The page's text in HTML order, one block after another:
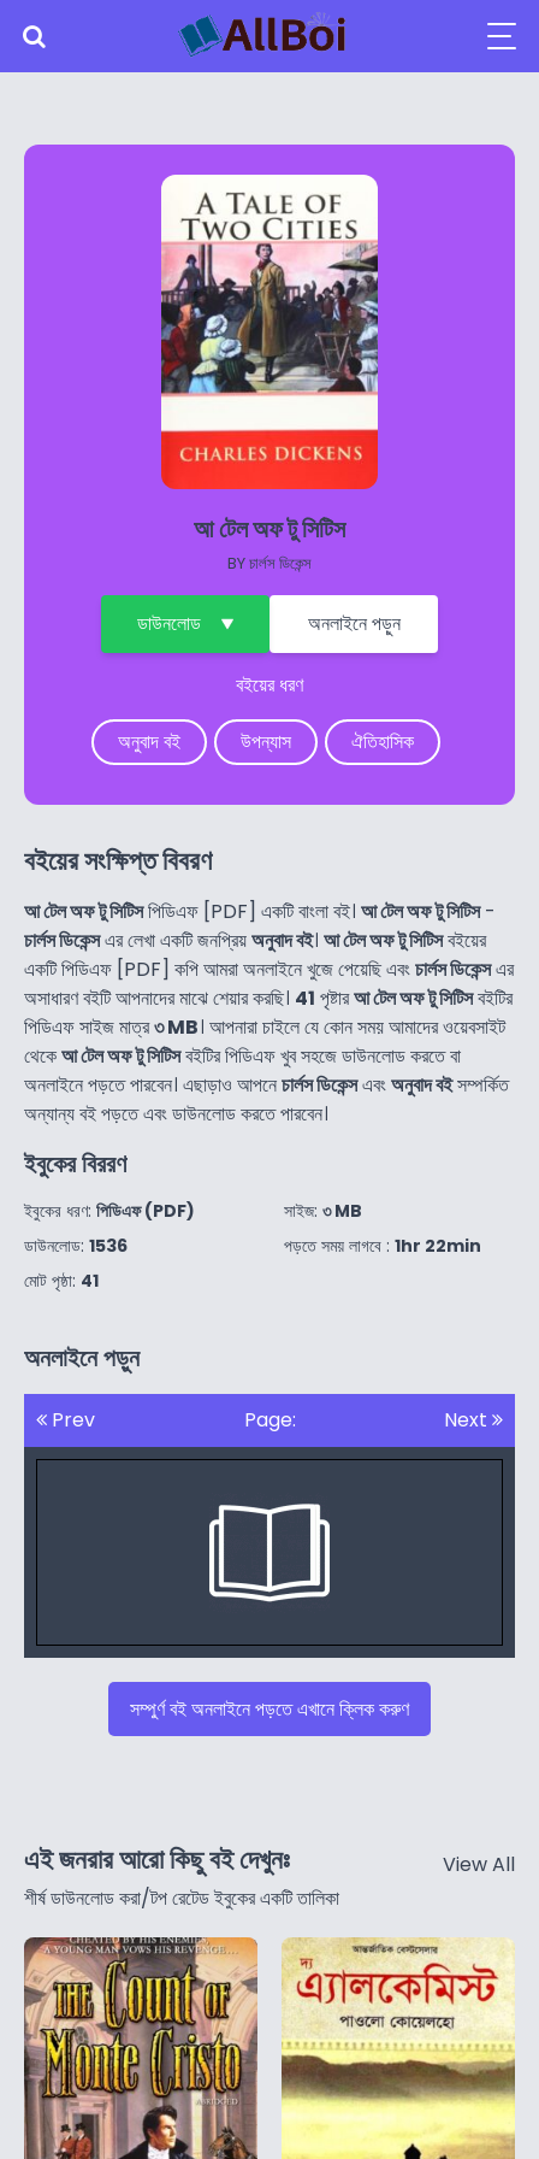
আ টেল অফ টু সিটিস
BYচার্লস ডিকেন্স
ডাউনলোড অনলাইনে পড়ুন
বইয়ের ধরণ
অনুবাদ বই উপন্যাস ঐতিহাসিক
বইয়ের সংক্ষিপ্ত বিবরণ
আ টেল অফ টু সিটিসপিডিএফ [PDF] একটি বাংলা বই। আ টেল অফ টু সিটিস-
চার্লস ডিকেন্সএর লেখা একটি জনপ্রিয়অনুবাদ বই। আ টেল অফ টু সিটিসবইয়ের
একটি পিডিএফ [PDF] কপি আমরা অনলাইনে খুজে পেয়েছি এবংচার্লস ডিকেন্সএর
অসাধারণ বইটি আপনাদের মাঝে শেয়ার করছি। 41 পৃষ্টারআ টেল অফ টু সিটিসবইটির
পিডিএফ সাইজ মাত্র৩ MB। আপনারা চাইলে যে কোন সময় আমাদের ওয়েবসাইট
থেকেআ টেল অফ টু সিটিসবইটির পিডিএফ খুব সহজে ডাউনলোড করতে বা
অনলাইনে পড়তে পারবেন। এছাড়াও আপনেচার্লস ডিকেন্সএবংঅনুবাদ বইসম্পর্কিত
অন্যান্য বই পড়তে এবং ডাউনলোড করতে পারবেন।
ইবুকের বিররণ
ইবুকের ধরণ: পিডিএফ (PDF)
ডাউনলোড: 1536
মোট পৃষ্ঠা: 41
সাইজ: ৩ MB
পড়তে সময় লাগবে : 1hr 22min
অনলাইনে পড়ুন
Prev Page: Next
সম্পুর্ণ বই অনলাইনে পড়তে এখানে ক্লিক করুণ
এই জনরার আরো কিছু বই দেখুনঃ
শীর্ষ ডাউনলোড করা/টপ রেটেড ইবুকের একটি তালিকা
View All